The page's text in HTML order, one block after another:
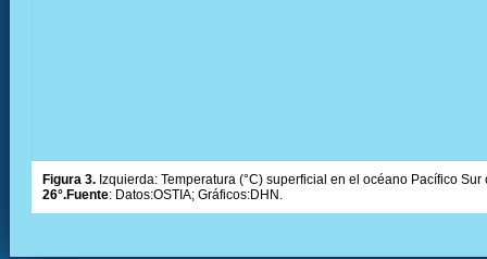
Figura 3. Izquierda: Temperatura (°C) superficial en el océano Pacífico
26°.Fuente: Datos:OSTIA; Gráficos:DHN.